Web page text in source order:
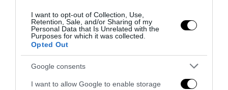
I want to opt-out of Collection, Use,
Retention, Sale, and/or Sharing of my
Personal Data that Is Unrelated with the
Purposes for which it was collected.
Opted Out
Google consents
I want to allow Google to enable storage